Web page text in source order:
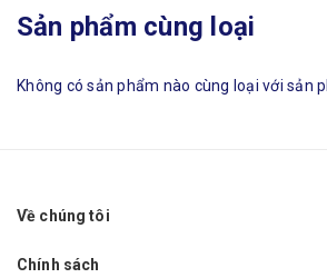
Sản phẩm cùng loại
Không có sản phẩm nào cùng loại với sản
Về chúng tôi
Chính sách